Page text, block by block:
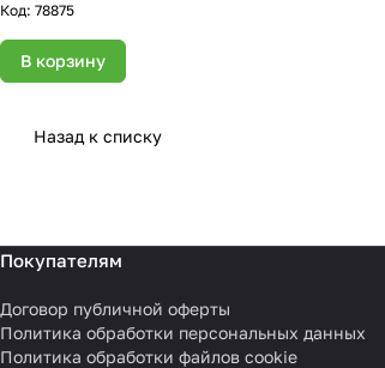
Код: 78875
В корзину
Назад к списку
Покупателям
Договор публичной оферты
Политика обработки персональных данных
Политика обработки файлов cookie